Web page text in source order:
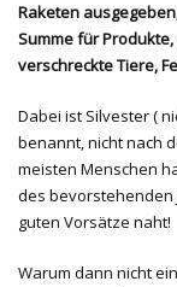
Raketen
Summe für
verschreckte Tiere,
Dabei ist Silvester (
benannt, nicht nach
meisten Menschen
des bevorstehenden
guten Vorsätze naht!
Warum dann nicht